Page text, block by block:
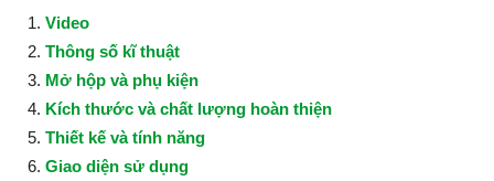
Video
Thông số kĩ thuật
Mở hộp và phụ kiện
Kích thước và chất lượng hoàn thiện
Thiết kế và tính năng
Giao diện sử dụng